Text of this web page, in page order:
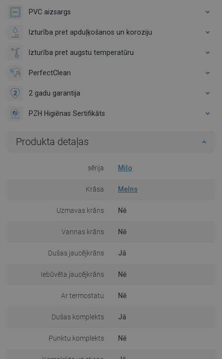
PVC aizsargs
Izturība pret apduļķošanos un koroziju
Izturība pret augstu temperatūru
PerfectClean
2 gadu garantija
PZH Higiēnas Sertifikāts
Produkta detaļas
sērija Milo
Krāsa Melns
Uzmavas krāns Nē
Vannas krāns Nē
Dušas jaucējkrāns Jā
Iebūvēta jaucējkrāns Nē
Ar termostatu Nē
Dušas komplekts Jā
Punktu komplekts Nē